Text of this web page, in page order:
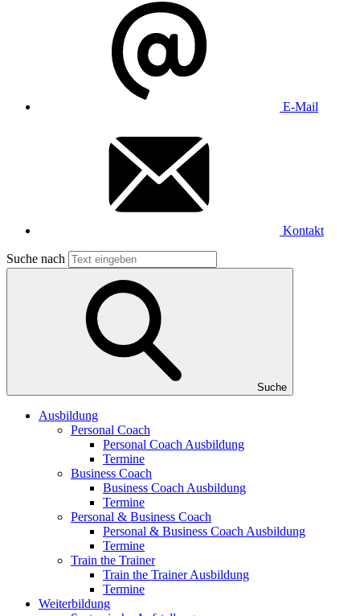
E-Mail
Kontakt
Suche nach
Suche
Ausbildung
Personal Coach
Personal Coach Ausbildung
Termine
Business Coach
Business Coach Ausbildung
Termine
Personal & Business Coach
Personal & Business Coach Ausbildung
Termine
Train the Trainer
Train the Trainer Ausbildung
Termine
Weiterbildung